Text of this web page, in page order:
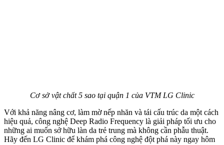
Cơ sở vật chất 5 sao tại quận 1 của VTM LG Clinic
Với khả năng nâng cơ, làm mờ nếp nhăn và tái cấu trúc da một cách
hiệu quả, công nghệ Deep Radio Frequency là giải pháp tối ưu cho
những ai muốn sở hữu làn da trẻ trung mà không cần phẫu thuật.
Hãy đến LG Clinic để khám phá công nghệ đột phá này ngay hôm